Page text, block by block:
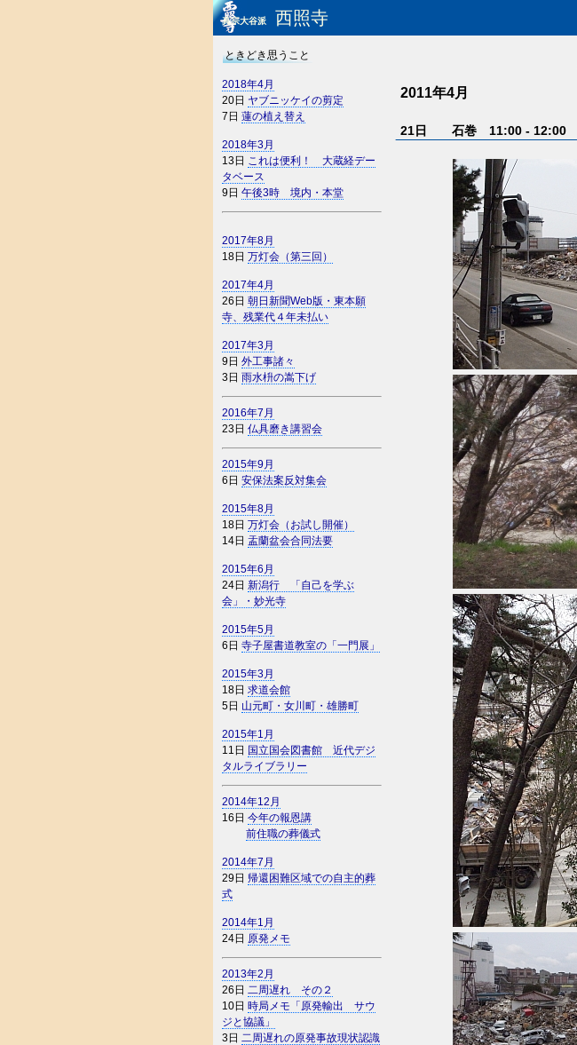
真宗大谷派 西照寺
2011年4月
21日 石巻 11:00 - 12:00
ときどき思うこと
2018年4月
20日 ヤブニッケイの剪定
7日 蓮の植え替え
2018年3月
13日 これは便利！ 大蔵経デー
タベース
9日 午後3時 境内・本堂
2017年8月
18日 万灯会（第三回）
2017年4月
26日 朝日新聞Web版・東本願
寺、残業代４年未払い
2017年3月
9日 外工事諸々
3日 雨水枡の嵩下げ
2016年7月
23日 仏具磨き講習会
2015年9月
6日 安保法案反対集会
2015年8月
18日 万灯会（お試し開催）
14日 盂蘭盆会合同法要
2015年6月
24日 新潟行 「自己を学ぶ
会」・妙光寺
2015年5月
6日 寺子屋書道教室の「一門展」
2015年3月
18日 求道会館
5日 山元町・女川町・雄勝町
2015年1月
11日 国立国会図書館 近代デジ
タルライブラリー
2014年12月
16日 今年の報恩講
前住職の葬儀式
2014年7月
29日 帰還困難区域での自主的葬
式
2014年1月
24日 原発メモ
2013年2月
26日 二周遅れ その２
10日 時局メモ「原発輸出 サウ
ジと協議」
3日 二周遅れの原発事故現状認識